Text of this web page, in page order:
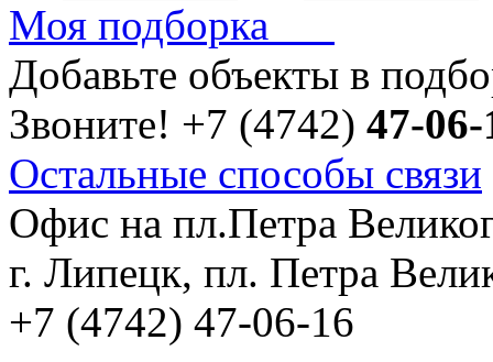
Моя подборка
Добавьте объекты в
Звоните! +7 (4742) 47-06-
Остальные способы связи
Офис на пл.Петра
г. Липецк, пл. Петра
+7 (4742) 47-06-16